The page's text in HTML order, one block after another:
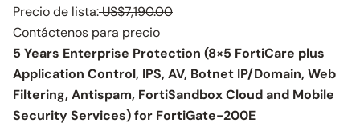
Precio de lista:US$7,190.00
Contáctenos para precio
5 Years Enterprise Protection (8×5 FortiCare plus
Application Control, IPS, AV, Botnet IP/Domain, Web
Filtering, Antispam, FortiSandbox Cloud and Mobile
Security Services) for FortiGate-200E